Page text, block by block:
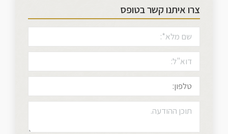
צרו איתנו קשר בטופס